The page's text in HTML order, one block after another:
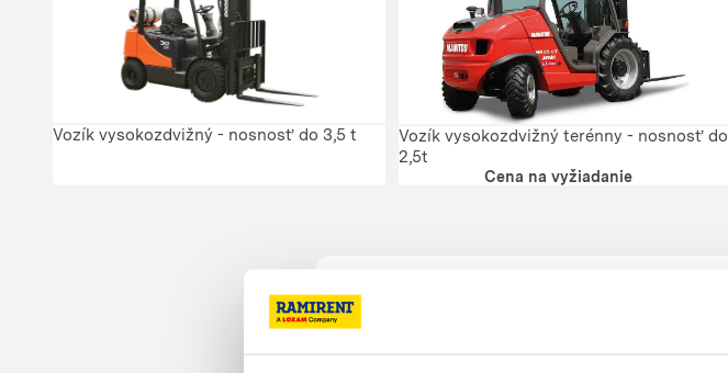
Vozík vysokozdvižný - nosnosť do 3,5 t
Vozík vysokozdvižný terénny - nosnosť do
2,5t
Cena na vyžiadanie